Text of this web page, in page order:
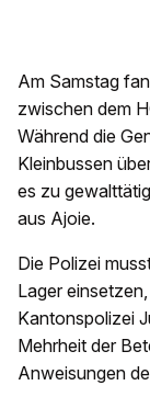
Am Samstag
zwischen dem
Während die
Kleinbussen
es zu
aus Ajoie.
Die Polizei
Lager
Kantonspolizei
Mehrheit der
Anweisungen